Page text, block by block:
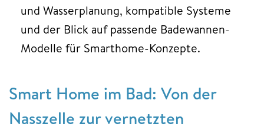
und Wasserplanung, kompatible Systeme
und der Blick auf passende Badewannen-
Modelle für Smarthome-Konzepte.
Smart Home im Bad: Von der
Nasszelle zur vernetzten